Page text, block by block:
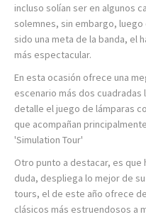
incluso solían ser en algunos
solemnes, sin embargo,
sido una meta de la banda, el
más espectacular.
En esta ocasión ofrece una
escenario más dos
detalle el juego de lámparas
que acompañan
'Simulation Tour'
Otro punto a destacar, es
duda, despliega lo mejor de
tours, el de este año ofrece
clásicos más estruendosos a